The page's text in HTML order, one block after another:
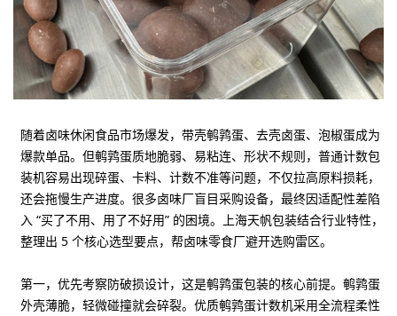
随着卤味休闲食品市场爆发，带壳鹌鹑蛋、去壳卤蛋、泡椒蛋成为
爆款单品。但鹌鹑蛋质地脆弱、易粘连、形状不规则，普通计数包
装机容易出现碎蛋、卡料、计数不准等问题，不仅拉高原料损耗，
还会拖慢生产进度。很多卤味厂盲目采购设备，最终因适配性差陷
入 “买了不用、用了不好用” 的困境。上海天帆包装结合行业特性，
整理出 5 个核心选型要点，帮卤味零食厂避开选购雷区。
第一，优先考察防破损设计，这是鹌鹑蛋包装的核心前提。鹌鹑蛋
外壳薄脆，轻微碰撞就会碎裂。优质鹌鹑蛋计数机采用全流程柔性